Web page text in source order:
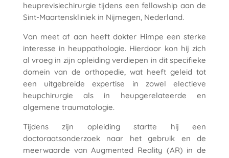
heuprevisiechirurgie tijdens een fellowship aan de
Sint-Maartenskliniek in Nijmegen, Nederland.
Van meet af aan heeft dokter Himpe een sterke
interesse in heuppathologie. Hierdoor kon hij zich
al vroeg in zijn opleiding verdiepen in dit specifieke
domein van de orthopedie, wat heeft geleid tot
een uitgebreide expertise in zowel electieve
heupchirurgie als in heupgerelateerde en
algemene traumatologie.
Tijdens zijn opleiding startte hij een
doctoraatsonderzoek naar het gebruik en de
meerwaarde van Augmented Reality (AR) in de